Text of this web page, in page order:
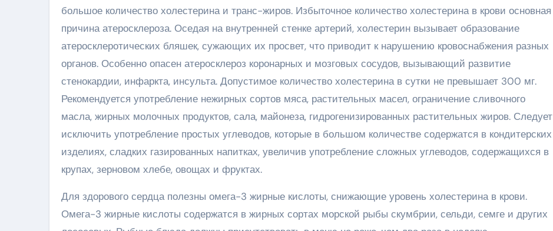
большое количество холестерина и транс-жиров. Избыточное количество холестерина в крови основная
причина атеросклероза. Оседая на внутренней стенке артерий, холестерин вызывает образование
атеросклеротических бляшек, сужающих их просвет, что приводит к нарушению кровоснабжения разных
органов. Особенно опасен атеросклероз коронарных и мозговых сосудов, вызывающий развитие
стенокардии, инфаркта, инсульта. Допустимое количество холестерина в сутки не превышает 300 мг.
Рекомендуется употребление нежирных сортов мяса, растительных масел, ограничение сливочного
масла, жирных молочных продуктов, сала, майонеза, гидрогенизированных растительных жиров. Следует
исключить употребление простых углеводов, которые в большом количестве содержатся в кондитерских
изделиях, сладких газированных напитках, увеличив употребление сложных углеводов, содержащихся в
крупах, зерновом хлебе, овощах и фруктах.
Для здорового сердца полезны омега-3 жирные кислоты, снижающие уровень холестерина в крови.
Омега-3 жирные кислоты содержатся в жирных сортах морской рыбы скумбрии, сельди, семге и других